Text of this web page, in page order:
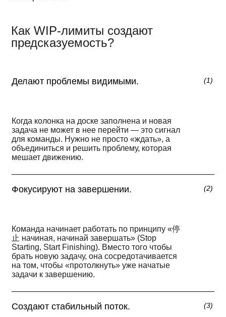
Как WIP-лимиты создают
предсказуемость?
Делают проблемы видимыми. (1)
Когда колонка на доске заполнена и новая
задача не может в нее перейти — это сигнал
для команды. Нужно не просто «ждать», а
объединиться и решить проблему, которая
мешает движению.
Фокусируют на завершении. (2)
Команда начинает работать по принципу «停
止 начиная, начинай завершать» (Stop
Starting, Start Finishing). Вместо того чтобы
брать новую задачу, она сосредотачивается
на том, чтобы «протолкнуть» уже начатые
задачи к завершению.
Создают стабильный поток. (3)